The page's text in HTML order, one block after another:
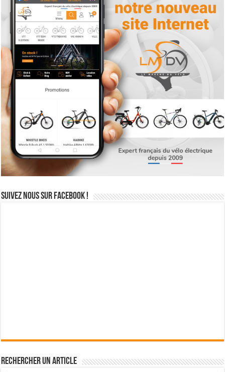
Suivez nous sur Facebook !
Rechercher un article